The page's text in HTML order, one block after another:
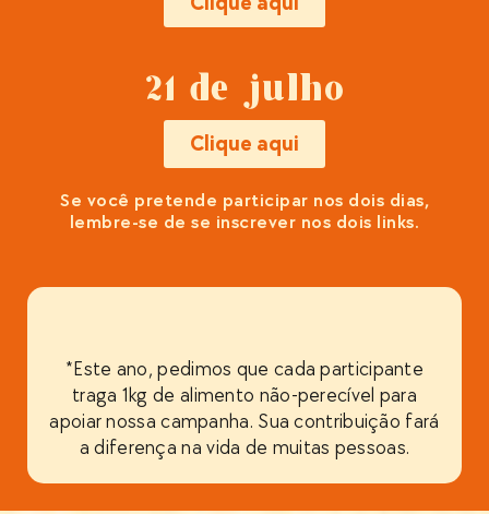
21 de julho
Clique aqui
Se você pretende participar nos dois dias,
lembre-se de se inscrever nos dois links.
*Este ano, pedimos que cada participante
traga 1kg de alimento não-perecível para
apoiar nossa campanha. Sua contribuição fará
a diferença na vida de muitas pessoas.